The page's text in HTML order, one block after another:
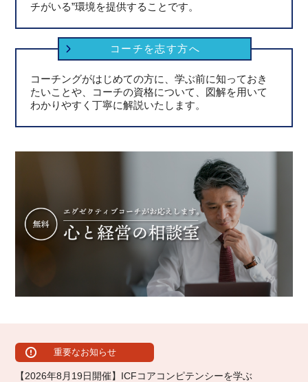
チがいる”環境を提供することです。
コーチを志す方へ
コーチングがはじめての方に、学ぶ前に知っておき
たいことや、コーチの資格について、図解を用いて
わかりやすく丁寧に解説いたします。
重要なお知らせ
【2026年8月19日開催】ICFコアコンピテンシーを学ぶ